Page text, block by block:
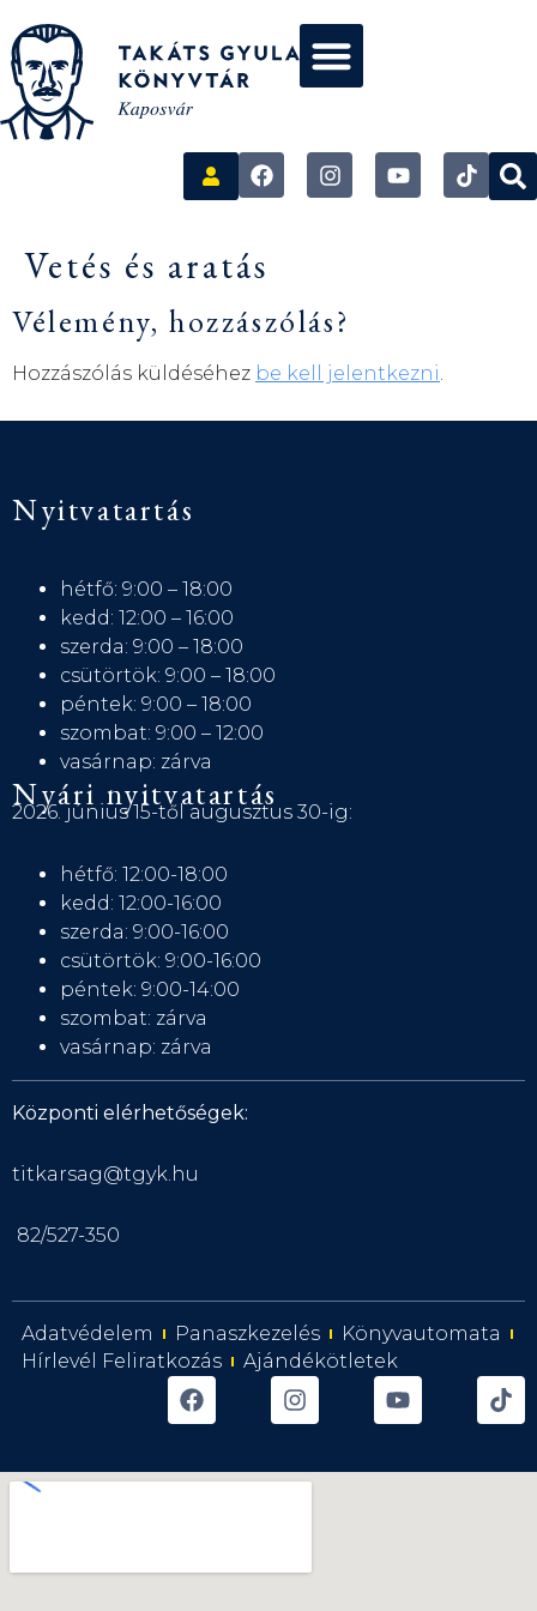
Vetés és aratás
Vélemény, hozzászólás?
Hozzászólás küldéséhez be kell jelentkezni.
Nyitvatartás
hétfő: 9:00 – 18:00
kedd: 12:00 – 16:00
szerda: 9:00 – 18:00
csütörtök: 9:00 – 18:00
péntek: 9:00 – 18:00
szombat: 9:00 – 12:00
vasárnap: zárva
Nyári nyitvatartás
2026. június 15-től augusztus 30-ig:
hétfő: 12:00-18:00
kedd: 12:00-16:00
szerda: 9:00-16:00
csütörtök: 9:00-16:00
péntek: 9:00-14:00
szombat: zárva
vasárnap: zárva
Központi elérhetőségek:
titkarsag@tgyk.hu
82/527-350
Adatvédelem Panaszkezelés
Könyvautomata
Hírlevél Feliratkozás
Ajándékötletek